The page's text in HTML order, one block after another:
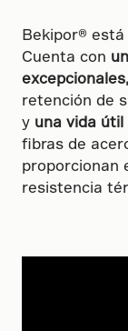
Bekipor® está
Cuenta con
excepcionales,
retención de
y una vida
fibras de
proporcionan
resistencia